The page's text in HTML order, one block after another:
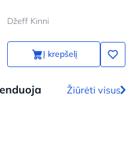
Džeff Kinni
Į krepšelį
Žiūrėti visus